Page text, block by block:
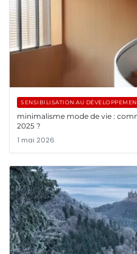
SENSIBILISATION AU
minimalisme mode de vie :
2025 ?
1 mai 2026